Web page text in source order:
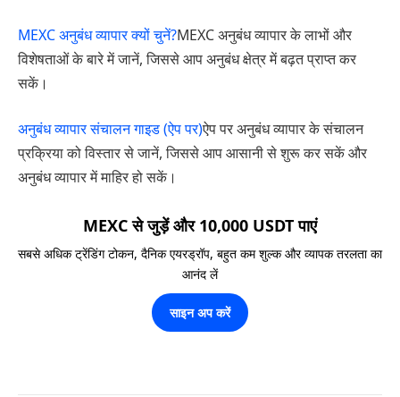
MEXC अनुबंध व्यापार क्यों चुनें?MEXC अनुबंध व्यापार के लाभों और
विशेषताओं के बारे में जानें, जिससे आप अनुबंध क्षेत्र में बढ़त प्राप्त कर
सकें।
अनुबंध व्यापार संचालन गाइड (ऐप पर)ऐप पर अनुबंध व्यापार के संचालन
प्रक्रिया को विस्तार से जानें, जिससे आप आसानी से शुरू कर सकें और
अनुबंध व्यापार में माहिर हो सकें।
MEXC से जुड़ें और 10,000 USDT पाएं
सबसे अधिक ट्रेंडिंग टोकन, दैनिक एयरड्रॉप, बहुत कम शुल्क और व्यापक तरलता का
आनंद लें
साइन अप करें